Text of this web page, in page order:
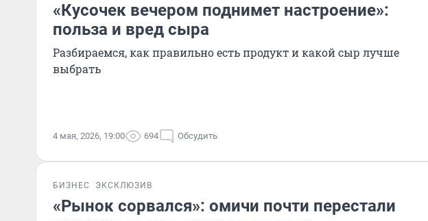
«Кусочек вечером поднимет настроение»:
польза и вред сыра
Разбираемся, как правильно есть продукт и какой сыр лучше
выбрать
4 мая, 2026, 19:00 694 Обсудить
БИЗНЕС ЭКСКЛЮЗИВ
«Рынок сорвался»: омичи почти перестали